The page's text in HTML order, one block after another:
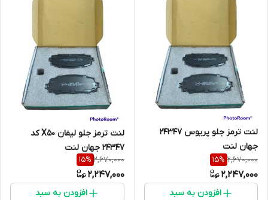
لنت ترمز جلو پریوس 24347
جهان لنت
2,670,000
15%
2,247,000
افزودن به سبد
لنت ترمز جلو لیفان X50 کد
24347 جهان لنت
2,670,000
15%
2,247,000
افزودن به سبد